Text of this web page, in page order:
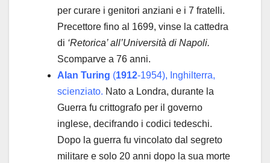
per curare i genitori anziani e i 7 fratelli.
Precettore fino al 1699, vinse la cattedra
di ‘Retorica’ all’Università di Napoli.
Scomparve a 76 anni.
Alan Turing (1912-1954), Inghilterra,
scienziato. Nato a Londra, durante la
Guerra fu crittografo per il governo
inglese, decifrando i codici tedeschi.
Dopo la guerra fu vincolato dal segreto
militare e solo 20 anni dopo la sua morte